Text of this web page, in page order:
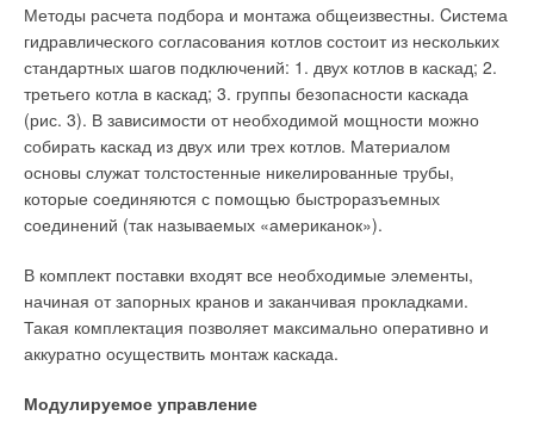
Методы расчета подбора и монтажа общеизвестны. Cистема
гидравлического согласования котлов состоит из нескольких
стандартных шагов подключений: 1. двух котлов в каскад; 2.
третьего котла в каскад; 3. группы безопасности каскада
(рис. 3). В зависимости от необходимой мощности можно
собирать каскад из двух или трех котлов. Материалом
основы служат толстостенные никелированные трубы,
которые соединяются с помощью быстроразъемных
соединений (так называемых «американок»).
В комплект поставки входят все необходимые элементы,
начиная от запорных кранов и заканчивая прокладками.
Такая комплектация позволяет максимально оперативно и
аккуратно осуществить монтаж каскада.
Модулируемое управление
Специалисты компании Ariston затронули вопросы
применения водонагревателей и отопительных котлов в
российских условиях, их основные параметры, устройство и
режимы работы.
Кроме того, участники мероприятия представили результаты
совместно реализованной программы поквартирного
отопления в Белгороде. В конференции также приняли
участие заместитель главы администрации г. Грозный C.
Чеченской республики А. Тарамов, С. Аблиев и Южного
энергетического центра РАО «ЕЭС России» А. Исраилов.
Всего мероприятие посетили 120 представителей
государственных структур, проектных, монтажных и